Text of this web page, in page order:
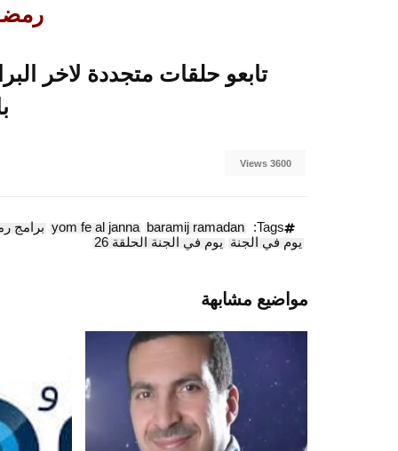
3600 Views
Tags:
baramij ramadan
yom fe al janna برامج
يوم في الجنة يوم في الجنة الحلقة 26
مواضيع مشابهة